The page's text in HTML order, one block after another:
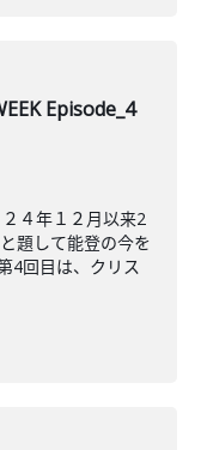
Episode_4
４年１２月以来2
題して能登の今を
4回目は、クリス